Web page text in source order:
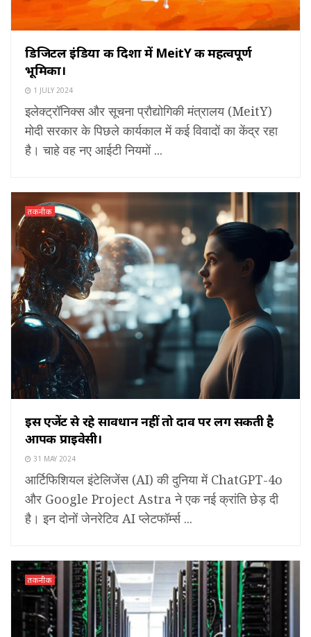
डिजिटल इंडिया की दिशा में MeitY की महत्वपूर्ण
भूमिका।
1 JULY 2024
इलेक्ट्रॉनिक्स और सूचना प्रौद्योगिकी मंत्रालय (MeitY)
मोदी सरकार के पिछले कार्यकाल में कई विवादों का केंद्र रहा
है। चाहे वह नए आईटी नियमों ...
तकनीक
इस एजेंट से रहे सावधान नहीं तो दाव पर लग सकती है
आपकी प्राइवेसी।
31 MAY 2024
आर्टिफिशियल इंटेलिजेंस (AI) की दुनिया में ChatGPT-4o
और Google Project Astra ने एक नई क्रांति छेड़ दी
है। इन दोनों जेनरेटिव AI प्लेटफॉर्म्स ...
तकनीक